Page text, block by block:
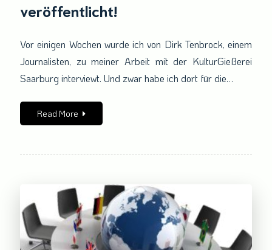
mit
veröffentlicht!
Vor einigen Wochen wurde ich von Dirk Tenbrock, einem
Journalisten, zu meiner Arbeit mit der KulturGießerei
Saarburg interviewt. Und zwar habe ich dort für die…
Read More